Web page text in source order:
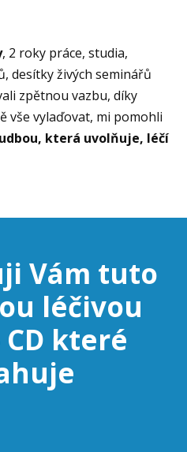
, 2 roky práce, studia,
desítky živých seminářů
zpětnou vazbu, díky
vše vylaďovat, mi pomohli
která uvolňuje, léčí
Vám tuto
léčivou
které